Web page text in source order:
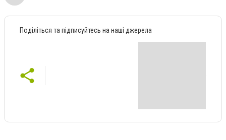
Поділіться та підписуйтесь на наші джерела